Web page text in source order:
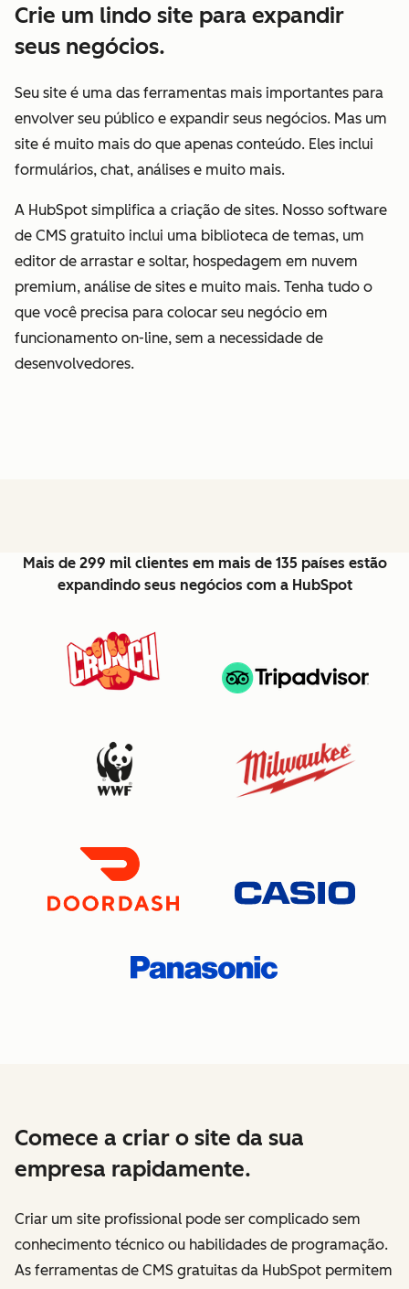
Crie um lindo site para expandir
seus negócios.
Seu site é uma das ferramentas mais importantes para
envolver seu público e expandir seus negócios. Mas um
site é muito mais do que apenas conteúdo. Eles inclui
formulários, chat, análises e muito mais.
A HubSpot simplifica a criação de sites. Nosso software
de CMS gratuito inclui uma biblioteca de temas, um
editor de arrastar e soltar, hospedagem em nuvem
premium, análise de sites e muito mais. Tenha tudo o
que você precisa para colocar seu negócio em
funcionamento on-line, sem a necessidade de
desenvolvedores.
Mais de 299 mil clientes em mais de 135 países estão
expandindo seus negócios com a HubSpot
Comece a criar o site da sua
empresa rapidamente.
Criar um site profissional pode ser complicado sem
conhecimento técnico ou habilidades de programação.
As ferramentas de CMS gratuitas da HubSpot permitem